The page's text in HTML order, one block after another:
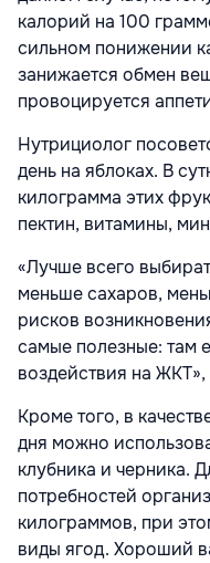
калорий на 100
сильном понижении
занижается обмен
провоцируется
Нутрициолог
день на яблоках. В
килограмма этих
пектин, витамины,
«Лучше всего
меньше сахаров,
рисков
самые полезные: там
воздействия на
Кроме того, в
дня можно
клубника и черника.
потребностей
килограммов, при
виды ягод. Хороший